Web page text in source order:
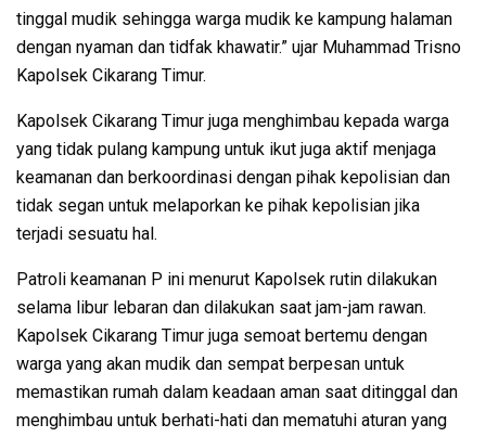
tinggal mudik sehingga warga mudik ke kampung halaman
dengan nyaman dan tidfak khawatir.” ujar Muhammad Trisno
Kapolsek Cikarang Timur.
Kapolsek Cikarang Timur juga menghimbau kepada warga
yang tidak pulang kampung untuk ikut juga aktif menjaga
keamanan dan berkoordinasi dengan pihak kepolisian dan
tidak segan untuk melaporkan ke pihak kepolisian jika
terjadi sesuatu hal.
Patroli keamanan P ini menurut Kapolsek rutin dilakukan
selama libur lebaran dan dilakukan saat jam-jam rawan.
Kapolsek Cikarang Timur juga semoat bertemu dengan
warga yang akan mudik dan sempat berpesan untuk
memastikan rumah dalam keadaan aman saat ditinggal dan
menghimbau untuk berhati-hati dan mematuhi aturan yang